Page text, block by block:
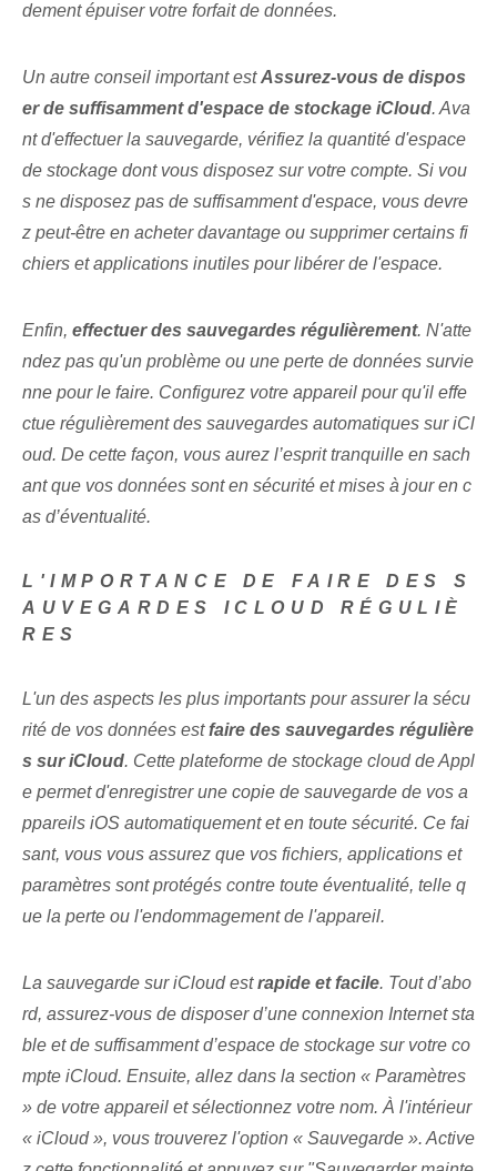
dement épuiser votre forfait de données.
Un autre conseil⁤ important estAssurez-vous de dispos
er de suffisamment d'espace de stockage iCloud⁤. Ava
nt d'effectuer la sauvegarde, vérifiez la quantité d'espace
de stockage dont vous disposez sur votre compte. Si vou
s ne disposez pas de suffisamment d'espace, vous devre
z peut-être en acheter davantage ou supprimer certains fi
chiers et applications inutiles pour libérer de l'espace.
Enfin,⁣ effectuer des sauvegardes régulièrement. N'atte
ndez pas qu'un problème ou une perte de données survie
nne pour le faire. Configurez⁤ votre appareil pour qu'il effe
ctue régulièrement des sauvegardes automatiques sur iCl
oud. De cette façon, vous aurez l’esprit tranquille en sach
ant que vos données sont en sécurité et mises à jour en c
as d’éventualité.
L'IMPORTANCE DE FAIRE DES S
AUVEGARDES ICLOUD RÉGULIÈ
RES
L'un des aspects les plus importants pour assurer la sécu
rité de vos données estfaire des sauvegardes régulière
s sur iCloud.​ Cette plateforme de stockage cloud⁤ de ‍Appl
e permet⁤ d'enregistrer une copie de sauvegarde de vos a
ppareils iOS⁢ automatiquement et en toute sécurité. Ce fai
sant, vous vous assurez que vos fichiers, applications et
paramètres sont protégés contre toute éventualité, ⁢telle q
ue⁢ la perte ou l'endommagement de l'appareil.
La sauvegarde sur iCloud estrapide et facile. Tout d’abo
rd, assurez-vous de disposer d’une connexion Internet sta
ble et de suffisamment d’espace de stockage sur votre co
mpte iCloud. ‌Ensuite,⁣ allez dans la section « Paramètres
» de votre appareil et sélectionnez votre nom. À l'intérieur⁢
« iCloud »‍, vous trouverez l'option⁢ « Sauvegarde ». Active